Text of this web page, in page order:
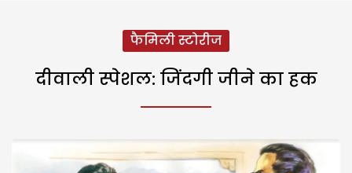
फैमिली स्टोरीज
दीवाली स्पेशल: जिंदगी जीने का हक